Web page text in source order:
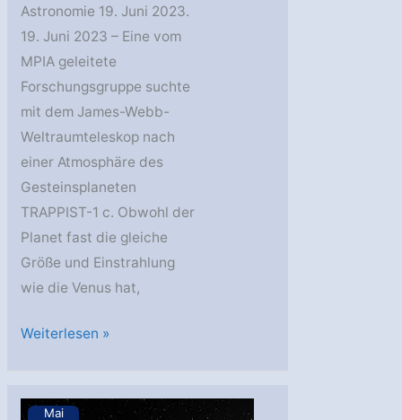
Astronomie 19. Juni 2023.
19. Juni 2023 – Eine vom
MPIA geleitete
Forschungsgruppe suchte
mit dem James-Webb-
Weltraumteleskop nach
einer Atmosphäre des
Gesteinsplaneten
TRAPPIST-1 c. Obwohl der
Planet fast die gleiche
Größe und Einstrahlung
wie die Venus hat,
MPIA:
Gesteins-
Weiterlesen »
Mai